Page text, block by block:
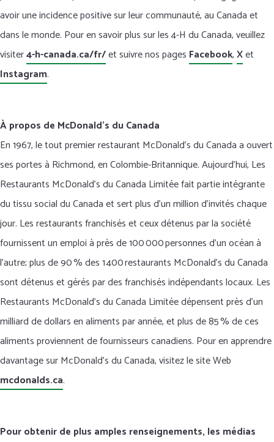
avoir une incidence positive sur leur communauté, au Canada et
dans le monde. Pour en savoir plus sur les 4-H du Canada, veuillez
visiter4-h-canada.ca/fr/et suivre nos pages Facebook,Xet
Instagram.
À propos de McDonald’s du Canada
En 1967, le tout premier restaurant McDonald’s du Canada a ouvert
ses portes à Richmond, en Colombie-Britannique. Aujourd’hui, Les
Restaurants McDonald’s du Canada Limitée fait partie intégrante
du tissu social du Canada et sert plus d’un million d’invités chaque
jour. Les restaurants franchisés et ceux détenus par la société
fournissent un emploi à près de 100 000 personnes d’un océan à
l’autre; plus de 90 % des 1 400 restaurants McDonald’s du Canada
sont détenus et gérés par des franchisés indépendants locaux. Les
Restaurants McDonald’s du Canada Limitée dépensent près d’un
milliard de dollars en aliments par année, et plus de 85 % de ces
aliments proviennent de fournisseurs canadiens. Pour en apprendre
davantage sur McDonald’s du Canada, visitez le site Web
mcdonalds.ca.
Pour obtenir de plus amples renseignements, les médias